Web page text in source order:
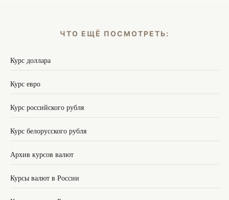
ЧТО ЕЩЁ ПОСМОТРЕТЬ:
Курс доллара
Курс евро
Курс российского рубля
Курс белорусского рубля
Архив курсов валют
Курсы валют в России